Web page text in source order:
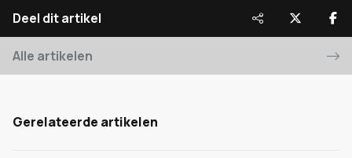
Deel dit artikel
Alle artikelen
Gerelateerde artikelen